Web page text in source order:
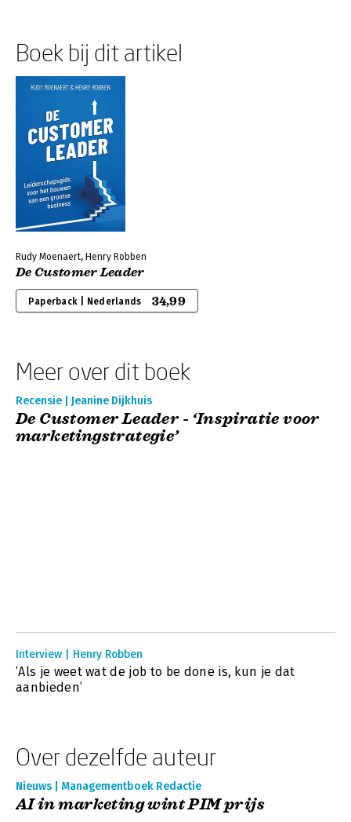
Boek bij dit artikel
Rudy Moenaert, Henry Robben
De Customer Leader
Paperback | Nederlands 34,99
Meer over dit boek
Recensie | Jeanine Dijkhuis
De Customer Leader - ‘Inspiratie voor
marketingstrategie’
Interview | Henry Robben
‘Als je weet wat de job to be done is, kun je dat
aanbieden’
Over dezelfde auteur
Nieuws | Managementboek Redactie
AI in marketing wint PIM prijs